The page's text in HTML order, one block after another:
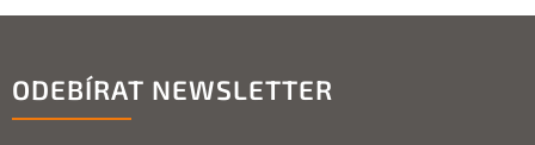
ODEBÍRAT NEWSLETTER